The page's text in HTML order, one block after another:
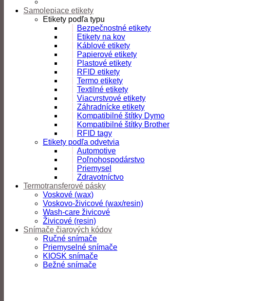
Samolepiace etikety
Etikety podľa typu
Bezpečnostné etikety
Etikety na kov
Káblové etikety
Papierové etikety
Plastové etikety
RFID etikety
Termo etikety
Textilné etikety
Viacvrstvové etikety
Záhradnícke etikety
Kompatibilné štítky Dymo
Kompatibilné štítky Brother
RFID tagy
Etikety podľa odvetvia
Automotive
Poľnohospodárstvo
Priemysel
Zdravotníctvo
Termotransferové pásky
Voskové (wax)
Voskovo-živicové (wax/resin)
Wash-care živicové
Živicové (resin)
Snímače čiarových kódov
Ručné snímače
Priemyselné snímače
KIOSK snímače
Bežné snímače